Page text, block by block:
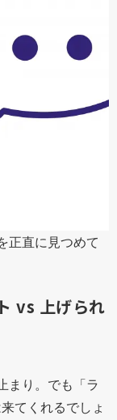
正直に見つめて
vs 上げられ
まり。でも「ラ
てくれるでしょ